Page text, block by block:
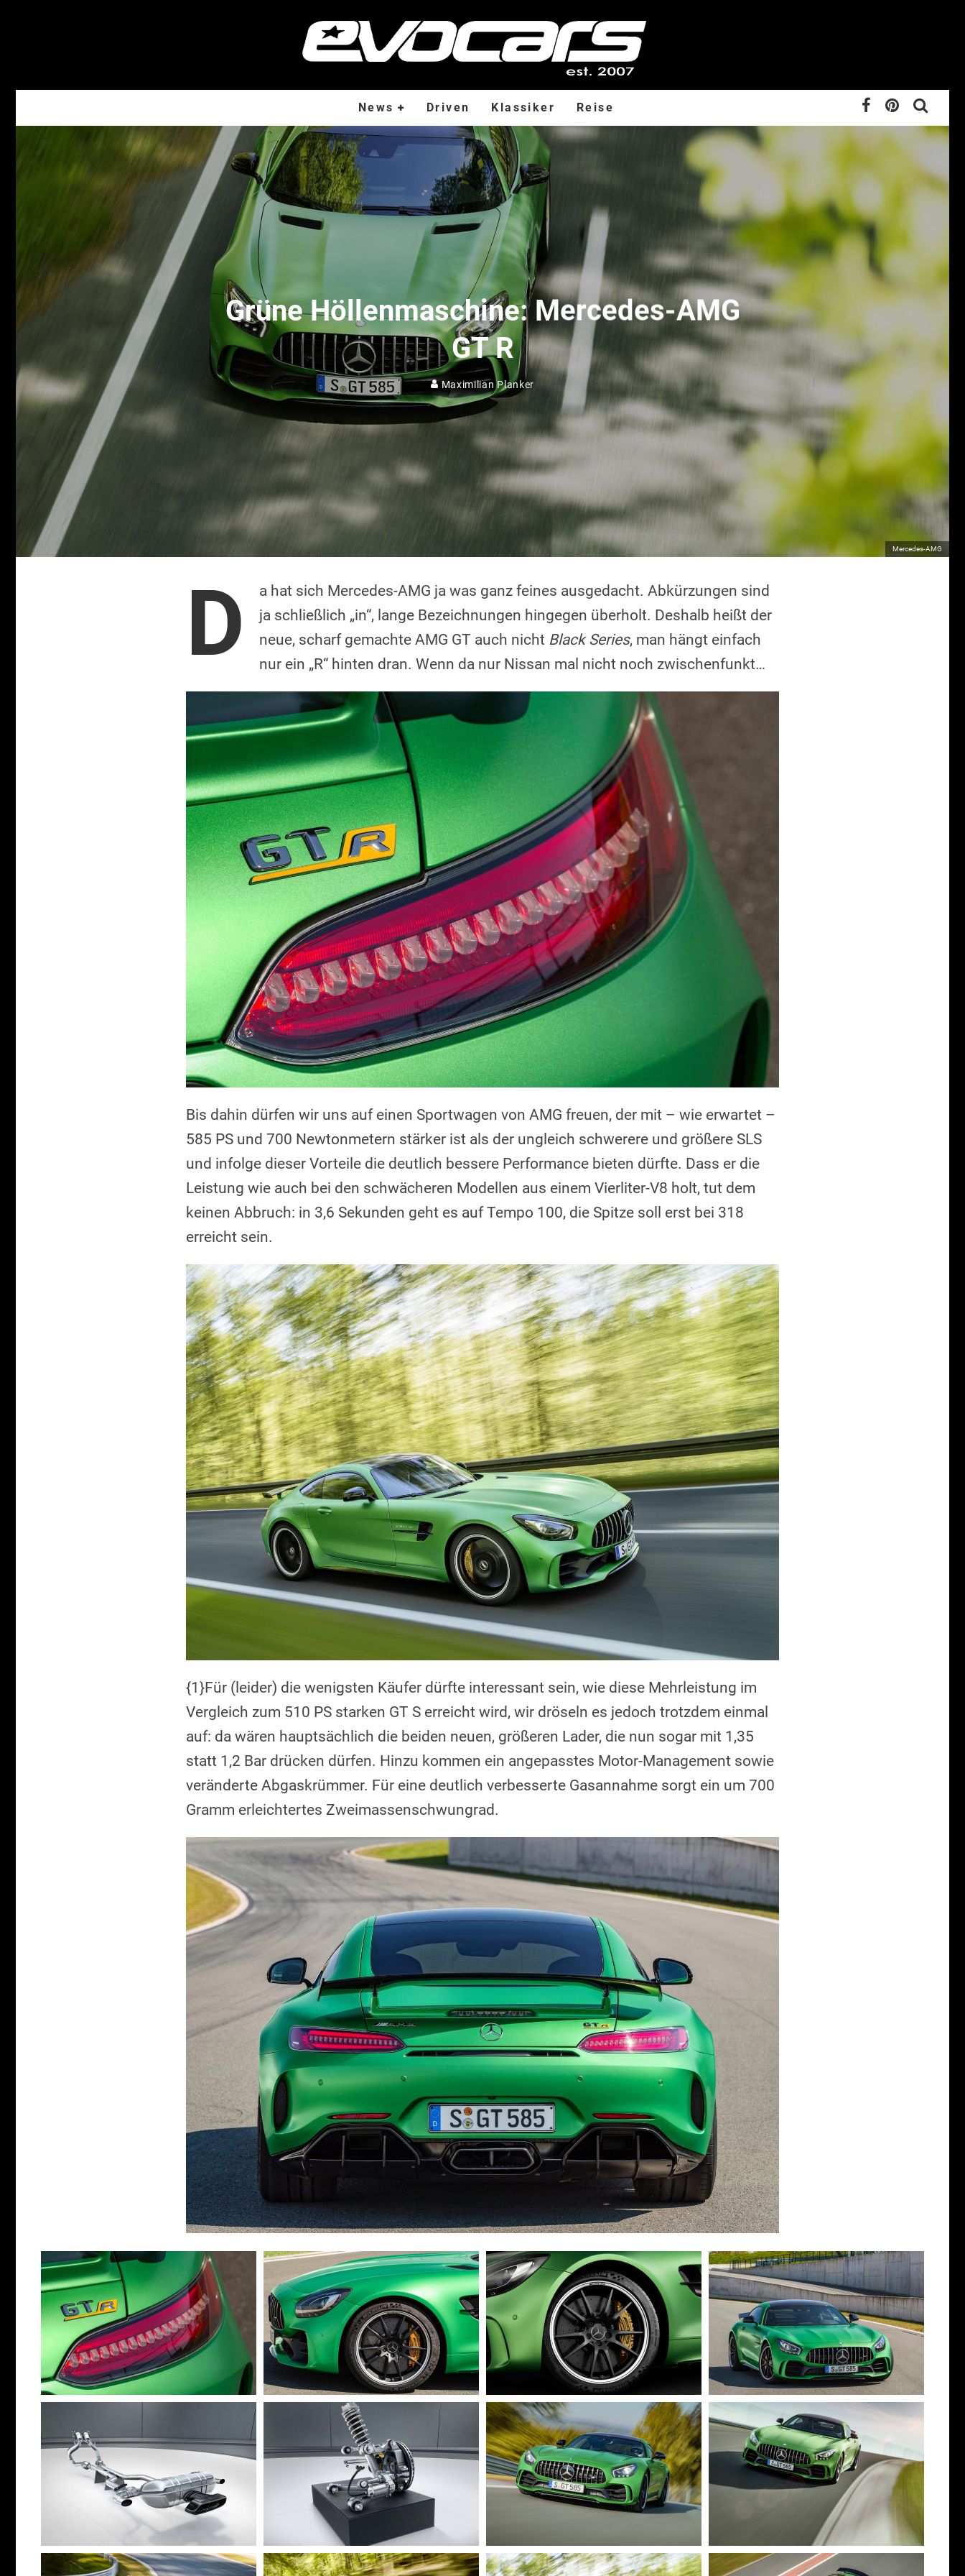
News Driven Klassiker Reise
Mercedes-AMG
Grüne Höllenmaschine: Mercedes-AMG
GT R
Maximilian Planker
D
a hat sich Mercedes-AMG ja was ganz feines ausgedacht. Abkürzungen sind
ja schließlich „in“, lange Bezeichnungen hingegen überholt. Deshalb heißt der
neue, scharf gemachte AMG GT auch nicht Black Series, man hängt einfach
nur ein „R“ hinten dran. Wenn da nur Nissan mal nicht noch zwischenfunkt…
Bis dahin dürfen wir uns auf einen Sportwagen von AMG freuen, der mit – wie erwartet –
585 PS und 700 Newtonmetern stärker ist als der ungleich schwerere und größere SLS
und infolge dieser Vorteile die deutlich bessere Performance bieten dürfte. Dass er die
Leistung wie auch bei den schwächeren Modellen aus einem Vierliter-V8 holt, tut dem
keinen Abbruch: in 3,6 Sekunden geht es auf Tempo 100, die Spitze soll erst bei 318
erreicht sein.
{1}Für (leider) die wenigsten Käufer dürfte interessant sein, wie diese Mehrleistung im
Vergleich zum 510 PS starken GT S erreicht wird, wir dröseln es jedoch trotzdem einmal
auf: da wären hauptsächlich die beiden neuen, größeren Lader, die nun sogar mit 1,35
statt 1,2 Bar drücken dürfen. Hinzu kommen ein angepasstes Motor-Management sowie
veränderte Abgaskrümmer. Für eine deutlich verbesserte Gasannahme sorgt ein um 700
Gramm erleichtertes Zweimassenschwungrad.